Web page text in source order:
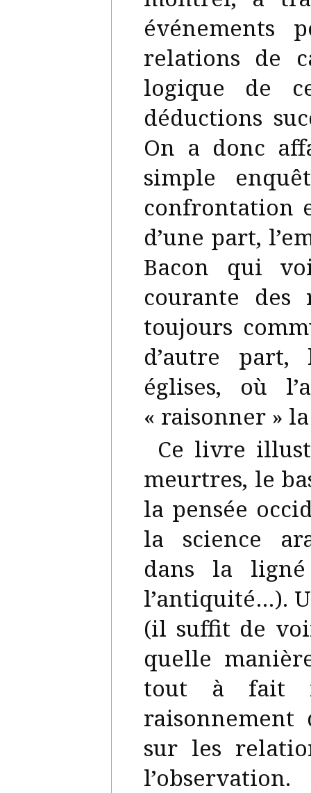
événements
relations de
logique de
déductions
On a donc
simple
confrontation
d’une part,
Bacon qui
courante des
toujours
d’autre
églises, où
« raisonner »
Ce livre
meurtres, le
la pensée
la science
dans la
l’antiquité…).
(il suffit de
quelle
tout à fait
sur les
l’observation.